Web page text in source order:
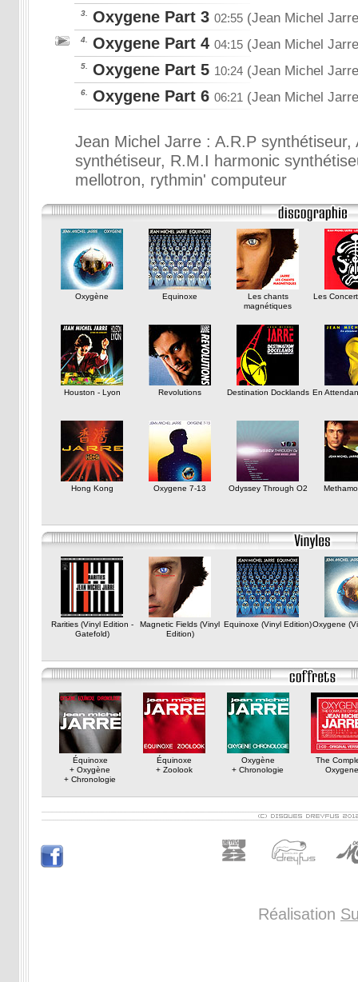
3. Oxygene Part 3 02:55 (Jean Michel
4. Oxygene Part 4 04:15 (Jean Michel
5. Oxygene Part 5 10:24 (Jean Michel
6. Oxygene Part 6 06:21 (Jean Michel
Jean Michel Jarre : A.R.P
synthétiseur, R.M.I harmonic
mellotron, rythmin' computeur
Oxygène Equinoxe
Les chants
magnétiques
Les
Houston - Lyon Revolutions Destination Docklands En
Hong Kong Oxygene 7-13 Odyssey Through O2
Rarities (Vinyl Edition -
Gatefold)
Magnetic Fields (Vinyl
Edition)
Equinoxe (Vinyl Edition)Oxygene
Équinoxe
+ Oxygène
+ Chronologie
Équinoxe
+ Zoolook
Oxygène
+ Chronologie
The
Oxygene
Réalisation